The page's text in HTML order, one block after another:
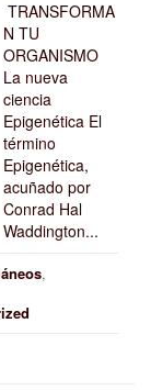
TRANSFORMA
N TU
ORGANISMO
La nueva
ciencia
Epigenética El
término
Epigenética,
acuñado por
Conrad Hal
Waddington...
,